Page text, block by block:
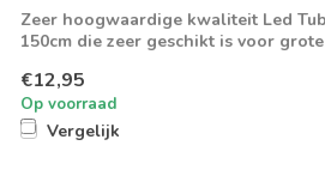
Zeer hoogwaardige kwaliteit Led
150cm die zeer geschikt is voor grote
€12,95
Op voorraad
Vergelijk